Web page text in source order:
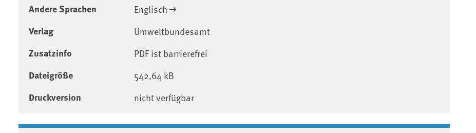
Andere Sprachen Englisch
Verlag Umweltbundesamt
Zusatzinfo PDF ist barrierefrei
Dateigröße 542,64 kB
Druckversion nicht verfügbar